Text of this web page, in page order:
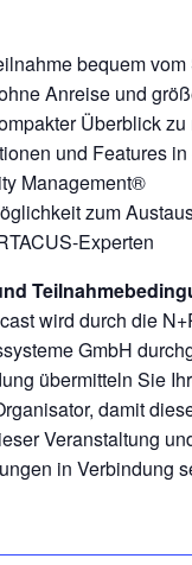
bequem
Anreise und
Überblick
und Features
Management®
zum
Experten
wird durch die
GmbH
übermitteln Sie
damit
Veranstaltung
in Verbindung